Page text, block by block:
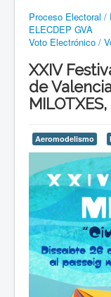
Proceso Electoral /
ELECDEP GVA
Voto Electrónico /
XXIV
de
Aeromodelismo